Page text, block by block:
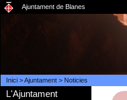
Ajuntament de Blanes
Inici>Ajuntament> Noticies
L'Ajuntament